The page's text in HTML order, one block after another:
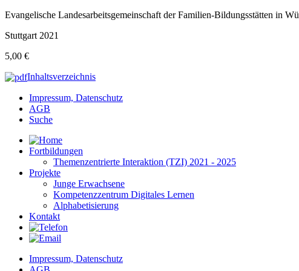
Evangelische Landesarbeitsgemeinschaft der Familien-Bildungsstätten in
Stuttgart 2021
5,00 €
Inhaltsverzeichnis
Impressum, Datenschutz
AGB
Suche
Fortbildungen
Themenzentrierte Interaktion (TZI) 2021 - 2025
Projekte
Junge Erwachsene
Kompetenzzentrum Digitales Lernen
Alphabetisierung
Kontakt
Impressum, Datenschutz